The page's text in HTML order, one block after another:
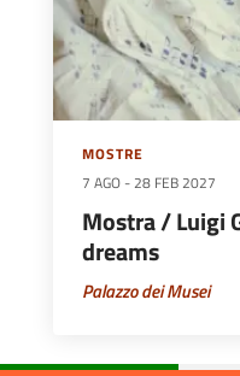
MOSTRE
7 AGO -28 FEB 2027
Mostra / Luigi
dreams
Palazzo dei Musei